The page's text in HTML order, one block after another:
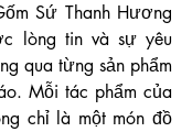
Sứ Thanh Hương
lòng tin và sự yêu
qua từng sản phẩm
Mỗi tác phẩm của
chỉ là một món đồ